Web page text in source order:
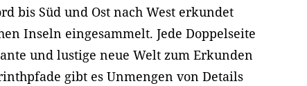
bis Süd und Ost nach West erkundet
Inseln eingesammelt. Jede Doppelseite
und lustige neue Welt zum Erkunden
gibt es Unmengen von Details